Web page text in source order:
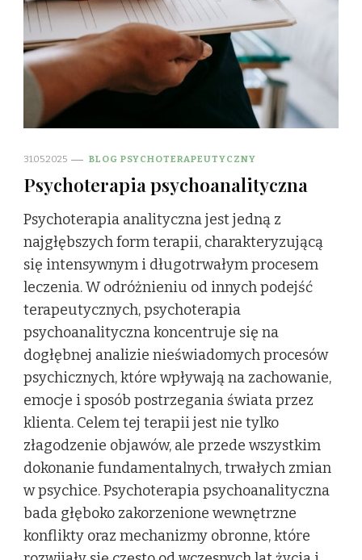
31.05.2025 BLOG PSYCHOTERAPEUTYCZNY
Psychoterapia psychoanalityczna
Psychoterapia analityczna jest jedną z
najgłębszych form terapii, charakteryzującą
się intensywnym i długotrwałym procesem
leczenia. W odróżnieniu od innych podejść
terapeutycznych, psychoterapia
psychoanalityczna koncentruje się na
dogłębnej analizie nieświadomych procesów
psychicznych, które wpływają na zachowanie,
emocje i sposób postrzegania świata przez
klienta. Celem tej terapii jest nie tylko
złagodzenie objawów, ale przede wszystkim
dokonanie fundamentalnych, trwałych zmian
w psychice. Psychoterapia psychoanalityczna
bada głęboko zakorzenione wewnętrzne
konflikty oraz mechanizmy obronne, które